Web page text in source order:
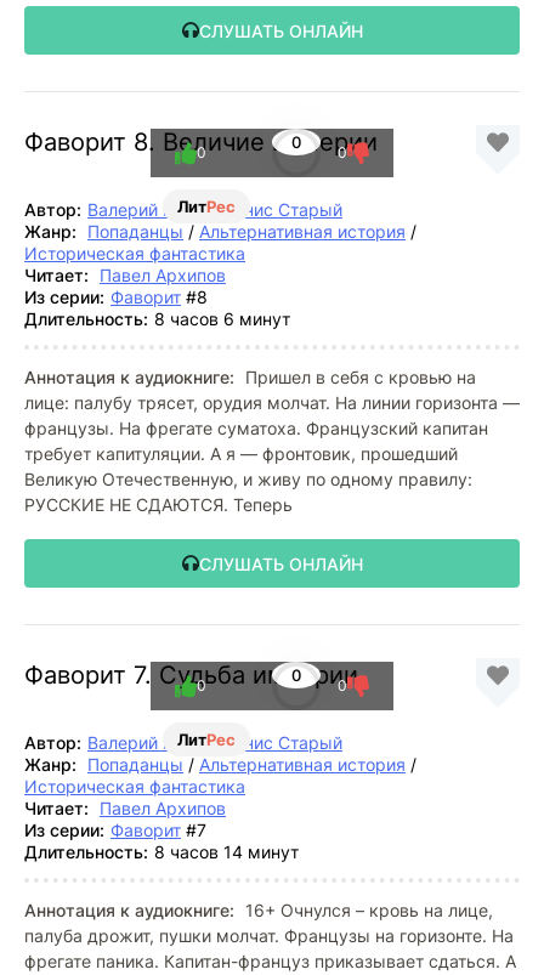
СЛУШАТЬ ОНЛАЙН
Фаворит 8. Величие империи
ЛитРес
0
0 0
Автор: Валерий Гуров,Денис Старый
Жанр:
Попаданцы / Альтернативная история /
Историческая фантастика
Читает:
Павел Архипов
Из серии: Фаворит #8
Длительность: 8 часов 6 минут
Аннотация к аудиокниге:
Пришел в себя с кровью на
лице: палубу трясет, орудия молчат. На линии горизонта —
французы. На фрегате суматоха. Французский капитан
требует капитуляции. А я — фронтовик, прошедший
Великую Отечественную, и живу по одному правилу:
РУССКИЕ НЕ СДАЮТСЯ. Теперь
СЛУШАТЬ ОНЛАЙН
Фаворит 7. Судьба империи
ЛитРес
0
0 0
Автор: Валерий Гуров,Денис Старый
Жанр:
Попаданцы / Альтернативная история /
Историческая фантастика
Читает:
Павел Архипов
Из серии: Фаворит #7
Длительность: 8 часов 14 минут
Аннотация к аудиокниге:
16+ Очнулся – кровь на лице,
палуба дрожит, пушки молчат. Французы на горизонте. На
фрегате паника. Капитан-француз приказывает сдаться. А